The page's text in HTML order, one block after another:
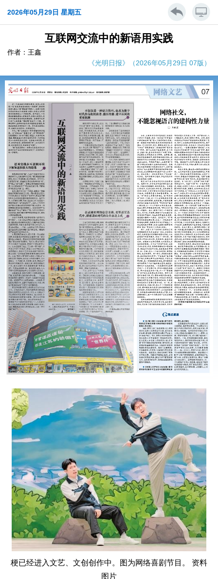
2026年05月29日 星期五
互联网交流中的新语用实践
作者：王鑫
《光明日报》（2026年05月29日 07版）
梗已经进入文艺、文创创作中。图为网络喜剧节目。 资料
图片